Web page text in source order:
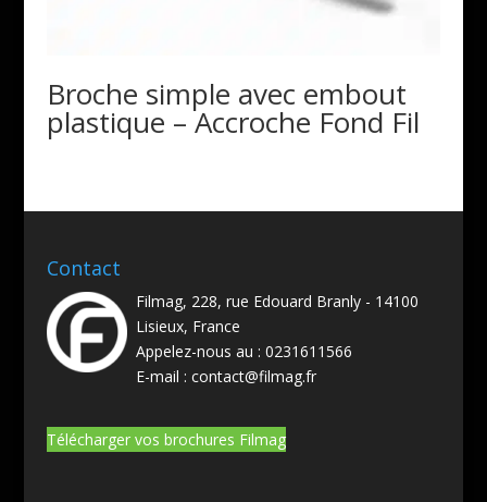
Broche simple avec embout
plastique – Accroche Fond Fil
Contact
Filmag, 228, rue Edouard Branly - 14100
Lisieux, France
Appelez-nous au : 0231611566
E-mail : contact@filmag.fr
Télécharger vos brochures Filmag